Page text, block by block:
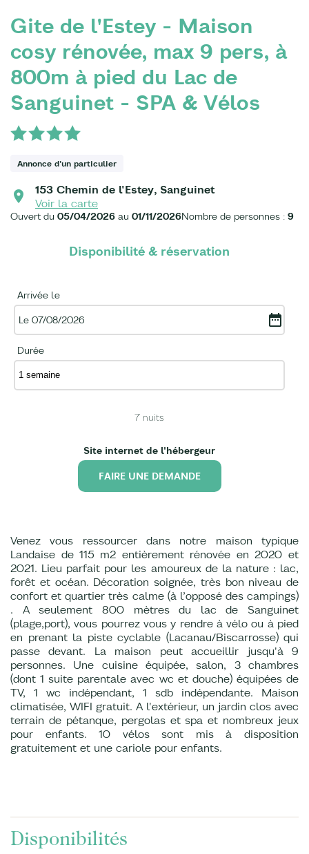
Gite de l'Estey - Maison
cosy rénovée, max 9 pers, à
800m à pied du Lac de
Sanguinet - SPA & Vélos
Annonce d'un particulier
153 Chemin de l'Estey, Sanguinet
Voir la carte
Ouvert du 05/04/2026 au 01/11/2026Nombre de personnes : 9
Disponibilité & réservation
Arrivée le
Le 07/08/2026
Durée
7 nuits
Site internet de l'hébergeur
FAIRE UNE DEMANDE
Venez vous ressourcer dans notre maison typique
Landaise de 115 m2 entièrement rénovée en 2020 et
2021. Lieu parfait pour les amoureux de la nature : lac,
forêt et océan. Décoration soignée, très bon niveau de
confort et quartier très calme (à l’opposé des campings)
. A seulement 800 mètres du lac de Sanguinet
(plage,port), vous pourrez vous y rendre à vélo ou à pied
en prenant la piste cyclable (Lacanau/Biscarrosse) qui
passe devant. La maison peut accueillir jusqu'à 9
personnes. Une cuisine équipée, salon, 3 chambres
(dont 1 suite parentale avec wc et douche) équipées de
TV, 1 wc indépendant, 1 sdb indépendante. Maison
climatisée, WIFI gratuit. A l'extérieur, un jardin clos avec
terrain de pétanque, pergolas et spa et nombreux jeux
pour enfants. 10 vélos sont mis à disposition
gratuitement et une cariole pour enfants.
Disponibilités